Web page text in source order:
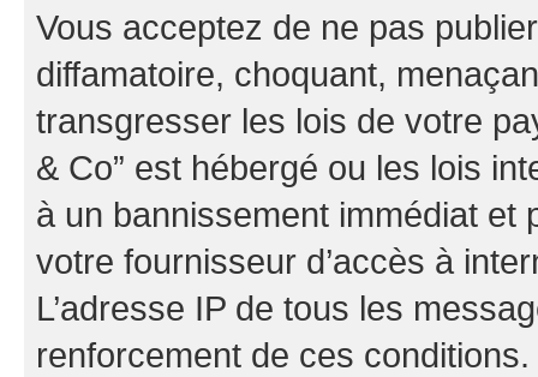
Vous acceptez de ne pas
diffamatoire, choquant,
transgresser les lois de votre
& Co” est hébergé ou les lois
à un bannissement immédiat et
votre fournisseur d’accès à
L’adresse IP de tous les
renforcement de ces